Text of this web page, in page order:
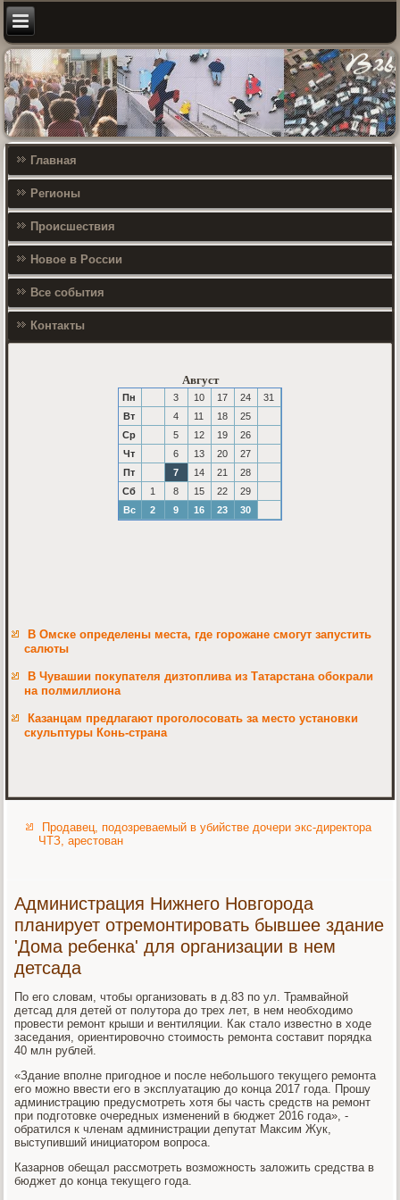
Главная
Регионы
Происшествия
Новое в России
Все события
Контакты
Август
Пн 3 10 17 24
31
Вт
4 11 18
25
Ср
5 12 19
26
Чт
6 13 20
27
Пт
7 14 21
28
Сб
1 8 15 22
29
Вс
2 9 16 23 30
В Омске определены места, где горожане смогут запустить
салюты
В Чувашии покупателя дизтоплива из Татарстана обокрали
на полмиллиона
Казанцам предлагают проголосовать за место установки
скульптуры Конь-страна
Продавец, подозреваемый в убийстве дочери экс-директора
ЧТЗ, арестован
Администрация Нижнего Новгорода
планирует отремонтировать бывшее здание
'Дома ребенка' для организации в нем
детсада
По его словам, чтобы организовать в д.83 по ул. Трамвайной
детсад для детей от полутора до трех лет, в нем необходимо
провести ремонт крыши и вентиляции. Как стало известно в ходе
заседания, ориентировочно стоимость ремонта составит порядка
40 млн рублей.
«Здание вполне пригодное и после небольшого текущего ремонта
его можно ввести его в эксплуатацию до конца 2017 года. Прошу
администрацию предусмотреть хотя бы часть средств на ремонт
при подготовке очередных изменений в бюджет 2016 года», -
обратился к членам администрации депутат Максим Жук,
выступивший инициатором вопроса.
Казарнов обещал рассмотреть возможность заложить средства в
бюджет до конца текущего года.